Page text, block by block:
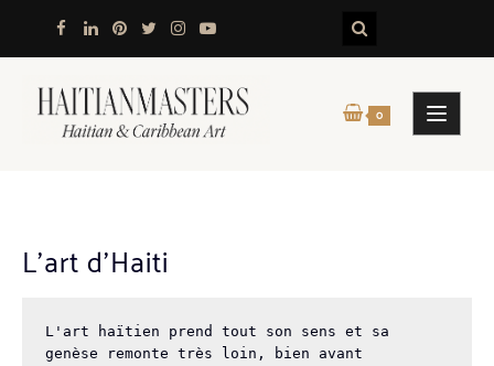
0
L’art d’Haiti
L'art haïtien prend tout son sens et sa
genèse remonte très loin, bien avant